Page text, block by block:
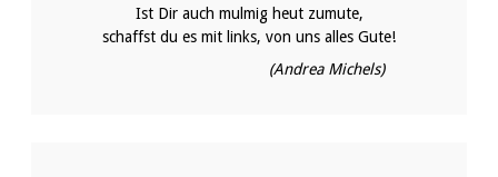
Ist Dir auch mulmig heut zumute,
schaffst du es mit links, von uns alles Gute!
(Andrea Michels)